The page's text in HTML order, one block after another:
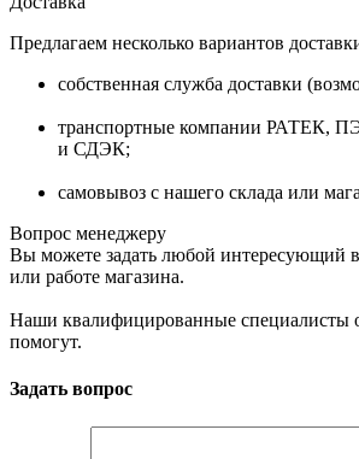
Предлагаем несколько вариантов
собственная служба доставки
транспортные компании РАТЕК,
и СДЭК;
самовывоз с нашего склада или
Вопрос менеджеру
Вы можете задать любой интересующий
или работе магазина.
Наши квалифицированные специалисты
помогут.
Задать вопрос